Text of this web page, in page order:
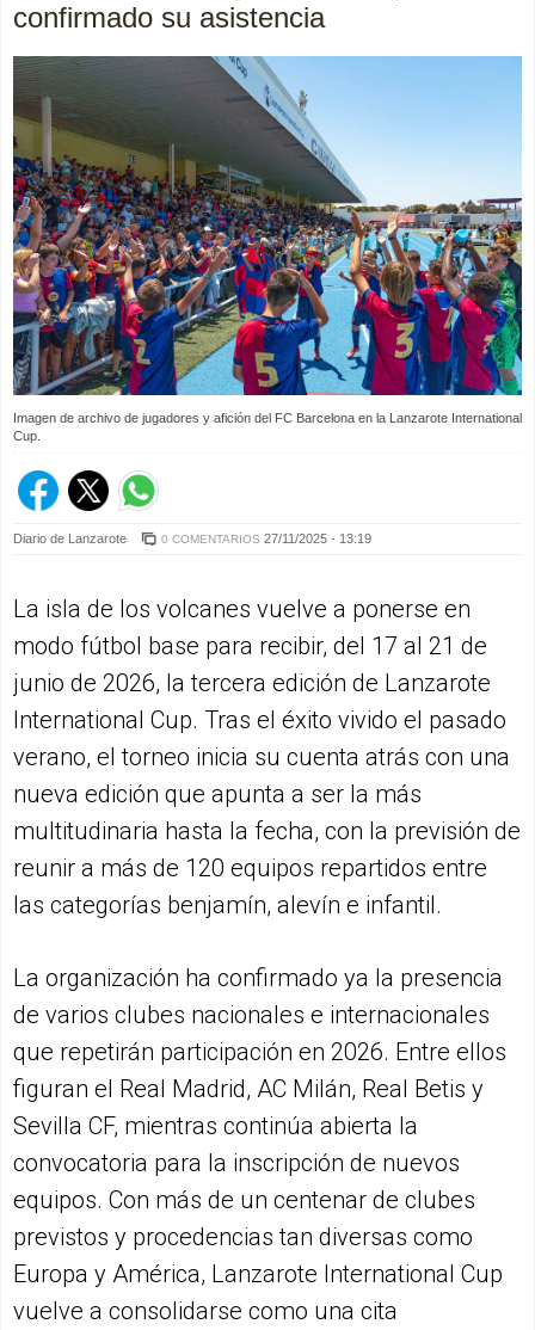
confirmado su asistencia
Imagen de archivo de jugadores y afición del FC Barcelona en la Lanzarote International
Cup.
Diario de Lanzarote 0 COMENTARIOS 27/11/2025 - 13:19
La isla de los volcanes vuelve a ponerse en
modo fútbol base para recibir, del 17 al 21 de
junio de 2026, la tercera edición de Lanzarote
International Cup. Tras el éxito vivido el pasado
verano, el torneo inicia su cuenta atrás con una
nueva edición que apunta a ser la más
multitudinaria hasta la fecha, con la previsión de
reunir a más de 120 equipos repartidos entre
las categorías benjamín, alevín e infantil.
La organización ha confirmado ya la presencia
de varios clubes nacionales e internacionales
que repetirán participación en 2026. Entre ellos
figuran el Real Madrid, AC Milán, Real Betis y
Sevilla CF, mientras continúa abierta la
convocatoria para la inscripción de nuevos
equipos. Con más de un centenar de clubes
previstos y procedencias tan diversas como
Europa y América, Lanzarote International Cup
vuelve a consolidarse como una cita